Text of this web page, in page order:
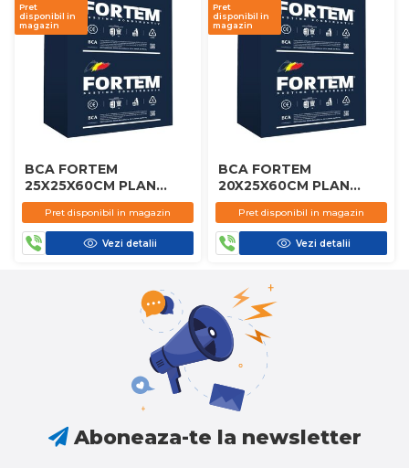
Pret
disponibil in
magazin
BCA FORTEM
25X25X60CM PLAN
D450
Pret disponibil in magazin
Vezi detalii
Pret
disponibil in
magazin
BCA FORTEM
20X25X60CM PLAN
D450
Pret disponibil in magazin
Vezi detalii
Aboneaza-te la newsletter